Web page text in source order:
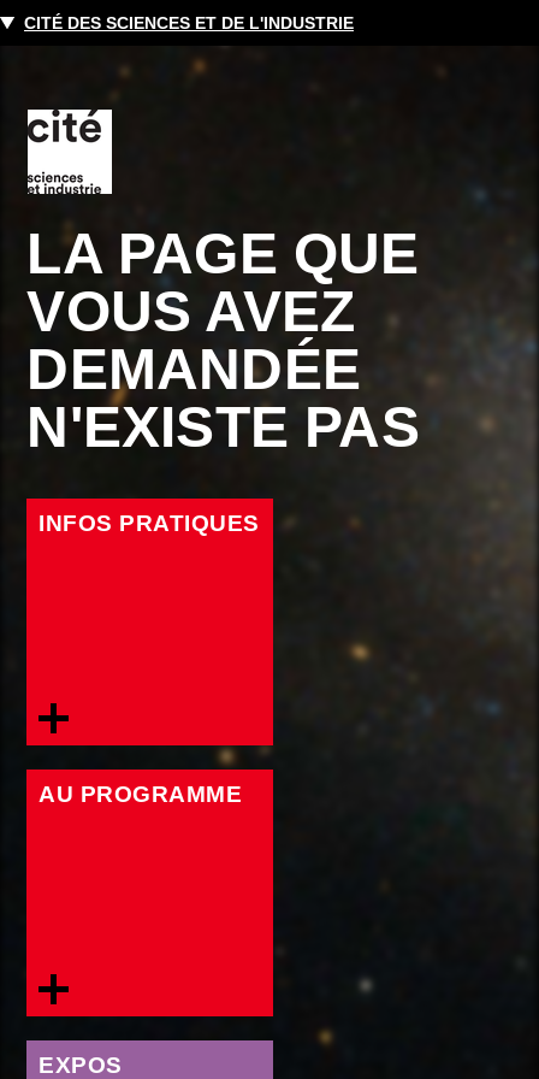
CITÉ DES SCIENCES ET DE L'INDUSTRIE
LA PAGE QUE
VOUS AVEZ
DEMANDÉE
N'EXISTE PAS
INFOS PRATIQUES
AU PROGRAMME
EXPOS